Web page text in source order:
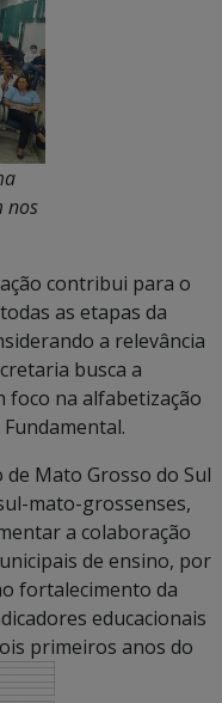
nos
contribui para o
as etapas da
a relevância
busca a
foco na alfabetização
Mato Grosso do Sul
mato-grossenses,
a colaboração
de ensino, por
fortalecimento da
educacionais
primeiros anos do